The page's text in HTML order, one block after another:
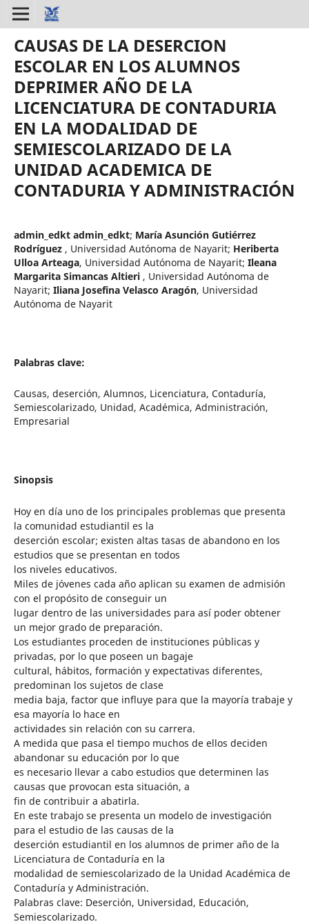
CAUSAS DE LA DESERCION
ESCOLAR EN LOS ALUMNOS
DEPRIMER AÑO DE LA
LICENCIATURA DE CONTADURIA
EN LA MODALIDAD DE
SEMIESCOLARIZADO DE LA
UNIDAD ACADEMICA DE
CONTADURIA Y ADMINISTRACIÓN
admin_edkt admin_edkt; María Asunción Gutiérrez
Rodríguez , Universidad Autónoma de Nayarit; Heriberta
Ulloa Arteaga, Universidad Autónoma de Nayarit; Ileana
Margarita Simancas Altieri , Universidad Autónoma de
Nayarit; Iliana Josefina Velasco Aragón, Universidad
Autónoma de Nayarit
Palabras clave:
Causas, deserción, Alumnos, Licenciatura, Contaduría,
Semiescolarizado, Unidad, Académica, Administración,
Empresarial
Sinopsis
Hoy en día uno de los principales problemas que presenta
la comunidad estudiantil es la
deserción escolar; existen altas tasas de abandono en los
estudios que se presentan en todos
los niveles educativos.
Miles de jóvenes cada año aplican su examen de admisión
con el propósito de conseguir un
lugar dentro de las universidades para así poder obtener
un mejor grado de preparación.
Los estudiantes proceden de instituciones públicas y
privadas, por lo que poseen un bagaje
cultural, hábitos, formación y expectativas diferentes,
predominan los sujetos de clase
media baja, factor que influye para que la mayoría trabaje y
esa mayoría lo hace en
actividades sin relación con su carrera.
A medida que pasa el tiempo muchos de ellos deciden
abandonar su educación por lo que
es necesario llevar a cabo estudios que determinen las
causas que provocan esta situación, a
fin de contribuir a abatirla.
En este trabajo se presenta un modelo de investigación
para el estudio de las causas de la
deserción estudiantil en los alumnos de primer año de la
Licenciatura de Contaduría en la
modalidad de semiescolarizado de la Unidad Académica de
Contaduría y Administración.
Palabras clave: Deserción, Universidad, Educación,
Semiescolarizado.